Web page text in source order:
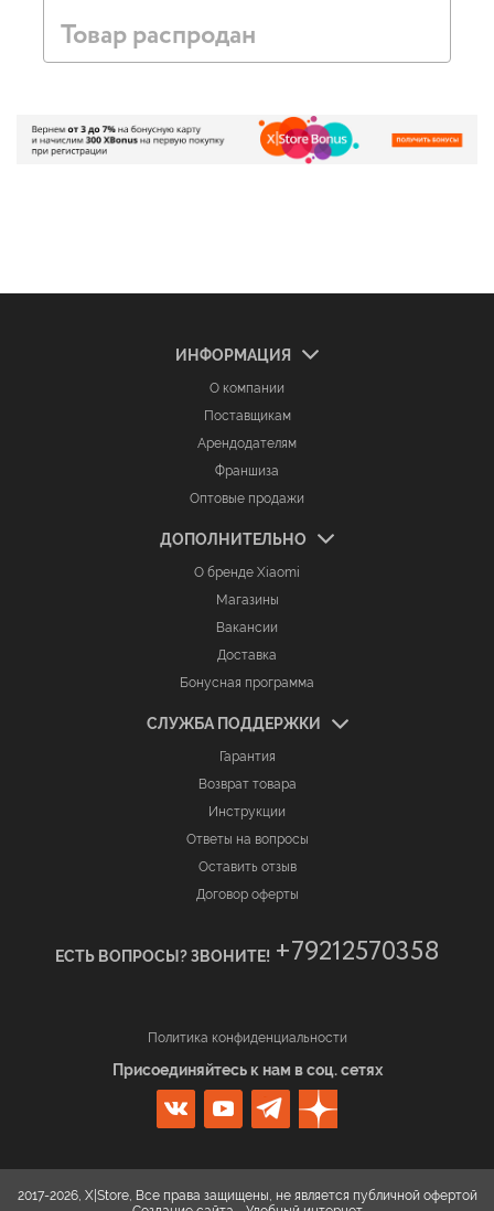
Товар распродан
ИНФОРМАЦИЯ
О компании
Поставщикам
Арендодателям
Франшиза
Оптовые продажи
ДОПОЛНИТЕЛЬНО
О бренде Xiaomi
Магазины
Вакансии
Доставка
Бонусная программа
СЛУЖБА ПОДДЕРЖКИ
Гарантия
Возврат товара
Инструкции
Ответы на вопросы
Оставить отзыв
Договор оферты
ЕСТЬ ВОПРОСЫ? ЗВОНИТЕ! +79212570358
Политика конфиденциальности
Присоединяйтесь к нам в соц. сетях
2017-2026, X|Store, Все права защищены, не является публичной офертой